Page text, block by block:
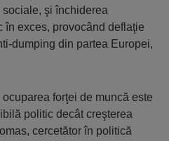
şi închiderea
în exces, provocând deflaţie
dumping din partea Europei,
forţei de muncă este
politic decât creşterea
cercetător în politică